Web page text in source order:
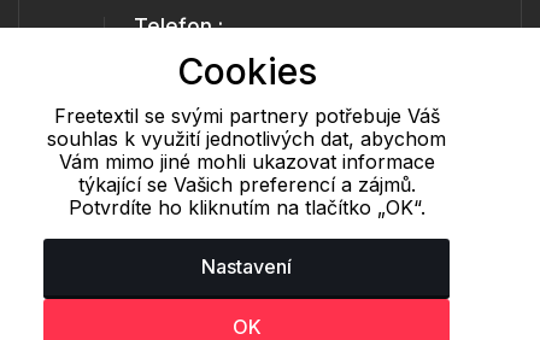
Telefon :
Offline
+420 530 334 460
Cookie - podrobné nastavení| Další informace|Ochrana osobních
Cookies
Freetextil se svými partnery potřebuje Váš
souhlas k využití jednotlivých dat, abychom
Vám mimo jiné mohli ukazovat informace
týkající se Vašich preferencí a zájmů.
Potvrdíte ho kliknutím na tlačítko „OK“.
Nastavení
OK